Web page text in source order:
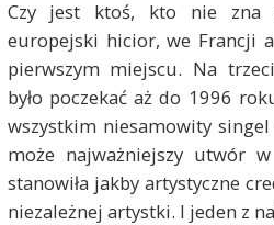
Czy jest ktoś, kto nie zna
europejski hicior, we Francji
pierwszym miejscu. Na
było poczekać aż do 1996
wszystkim niesamowity
może najważniejszy utwór
stanowiła jakby artystyczne
niezależnej artystki. I jeden z